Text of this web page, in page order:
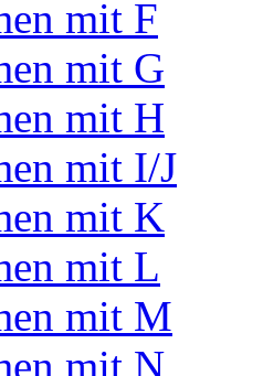
mit F
mit G
mit H
mit I/J
mit K
mit L
mit M
mit N